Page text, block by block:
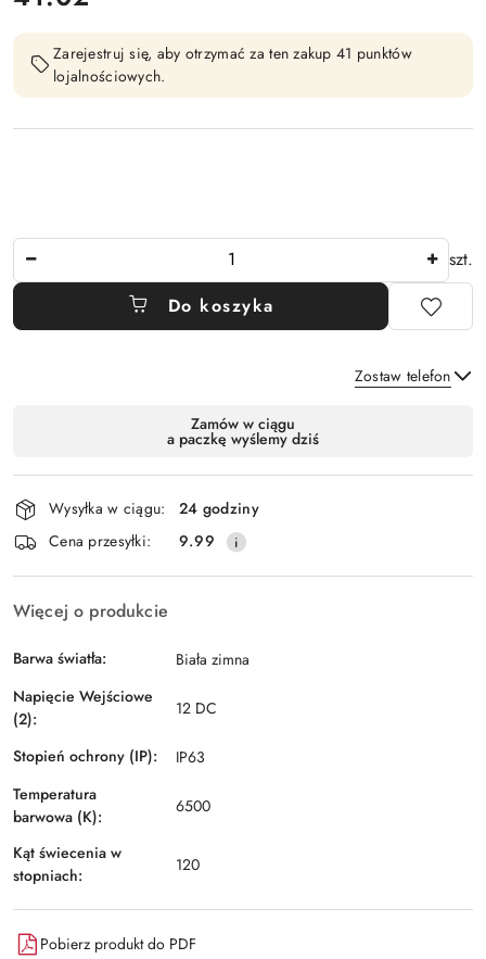
Zarejestruj się, aby otrzymać za ten zakup 41 punktów
lojalnościowych.
szt.
Do koszyka
Zostaw telefon
Wyślij
dostawa
Zamów w ciągu
a paczkę wyślemy dziś
Wysyłka w ciągu:
24 godziny
Cena przesyłki:
9.99
Więcej o produkcie
Barwa światła:
Biała zimna
Napięcie Wejściowe
(2):
12 DC
Stopień ochrony (IP):
IP63
Temperatura
barwowa (K):
6500
Kąt świecenia w
stopniach:
120
Pobierz produkt do PDF